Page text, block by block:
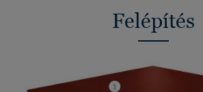
Felépítés